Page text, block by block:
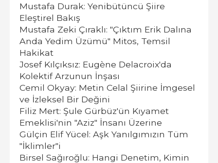
Mustafa Durak: Yenibütüncü Şiire
Eleştirel Bakış
Mustafa Zeki Çıraklı: "Çıktım Erik Dalına
Anda Yedim Üzümü" Mitos, Temsil
Hakikat
Josef Kılçıksız: Eugène Delacroix'da
Kolektif Arzunun İnşası
Cemil Okyay: Metin Celal Şiirine İmgesel
ve İzleksel Bir Değini
Filiz Mert: Şule Gürbüz'ün Kıyamet
Emeklisi'nin "Aziz" İnsanı Üzerine
Gülçin Elif Yücel: Aşk Yanılgımızın Tüm
"İklimler"i
Birsel Sağıroğlu: Hangi Denetim, Kimin